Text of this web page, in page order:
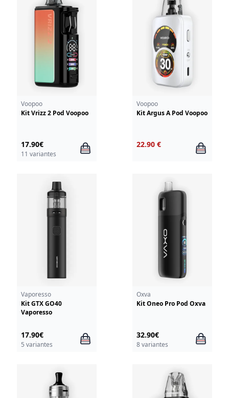
Voopoo
Kit Vrizz 2 Pod Voopoo
17.90€
11 variantes
Voopoo
Kit Argus A Pod Voopoo
22.90 €
Vaporesso
Kit GTX GO40
Vaporesso
17.90€
5 variantes
Oxva
Kit Oneo Pro Pod Oxva
32.90€
8 variantes